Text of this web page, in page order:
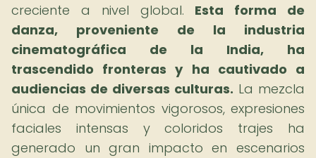
creciente a nivel global. Esta forma de
danza, proveniente de la industria
cinematográfica de la India, ha
trascendido fronteras y ha cautivado a
audiencias de diversas culturas. La mezcla
única de movimientos vigorosos, expresiones
faciales intensas y coloridos trajes ha
generado un gran impacto en escenarios